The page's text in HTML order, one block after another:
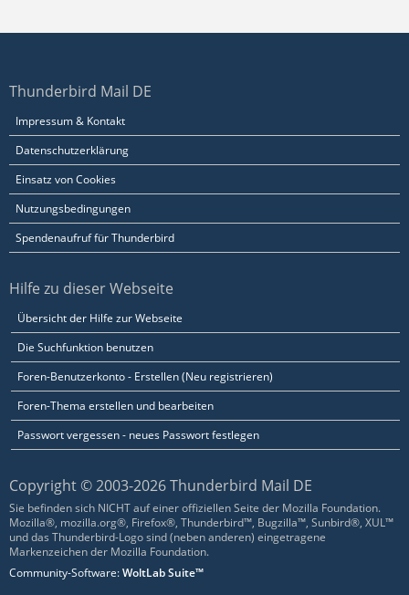
Thunderbird Mail DE
Impressum & Kontakt
Datenschutzerklärung
Einsatz von Cookies
Nutzungsbedingungen
Spendenaufruf für Thunderbird
Hilfe zu dieser Webseite
Übersicht der Hilfe zur Webseite
Die Suchfunktion benutzen
Foren-Benutzerkonto - Erstellen (Neu registrieren)
Foren-Thema erstellen und bearbeiten
Passwort vergessen - neues Passwort festlegen
Copyright © 2003-2026 Thunderbird Mail DE
Sie befinden sich NICHT auf einer offiziellen Seite der Mozilla Foundation.
Mozilla®, mozilla.org®, Firefox®, Thunderbird™, Bugzilla™, Sunbird®, XUL™
und das Thunderbird-Logo sind (neben anderen) eingetragene
Markenzeichen der Mozilla Foundation.
Community-Software:WoltLab Suite™